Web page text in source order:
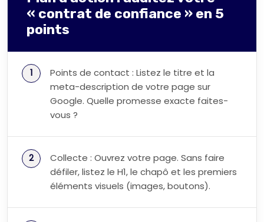
« contrat de confiance » en 5
points
Points de contact : Listez le titre et la
meta-description de votre page sur
Google. Quelle promesse exacte faites-
vous ?
Collecte : Ouvrez votre page. Sans faire
défiler, listez le H1, le chapô et les premiers
éléments visuels (images, boutons).